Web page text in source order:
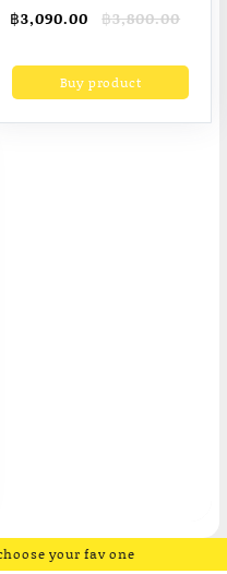
in-One/ไม่มี Wifi/ไม่
ถือ/ มีหมึกติดเครื่อง
฿3,800.00
Original
was:
฿3,800.00.
฿3,090.00
Current
is:
฿3,090.00.Buy product
your fav one